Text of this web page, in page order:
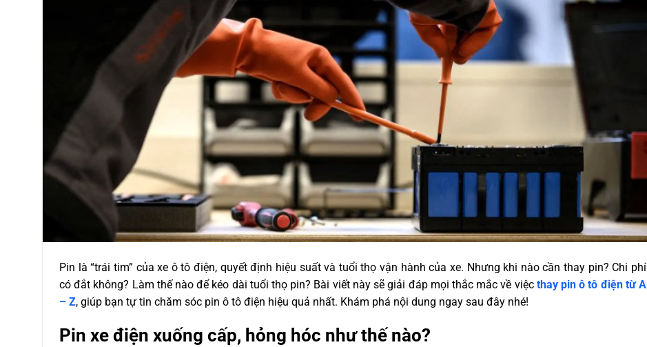
Pin là “trái tim” của xe ô tô điện, quyết định hiệu suất và tuổi thọ vận hành của xe. Nhưng khi nào cần thay pin? Chi phí
có đắt không? Làm thế nào để kéo dài tuổi thọ pin? Bài viết này sẽ giải đáp mọi thắc mắc về việc thay pin ô tô điện từ A
– Z, giúp bạn tự tin chăm sóc pin ô tô điện hiệu quả nhất. Khám phá nội dung ngay sau đây nhé!
Pin xe điện xuống cấp, hỏng hóc như thế nào?